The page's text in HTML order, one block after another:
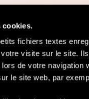
cookies.
fichiers textes
visite sur le site.
de votre navigation
le site web, par
Contact